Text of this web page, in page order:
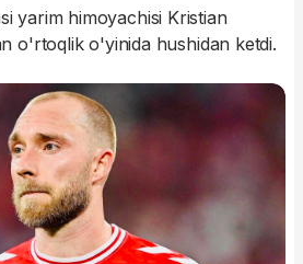
yarim himoyachisi Kristian
o'rtoqlik o'yinida hushidan ketdi.